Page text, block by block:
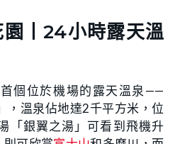
丨24小時露天溫
個位於機場的露天溫泉——
，溫泉佔地達2千平方米，位
「銀翼之湯」可看到飛機升